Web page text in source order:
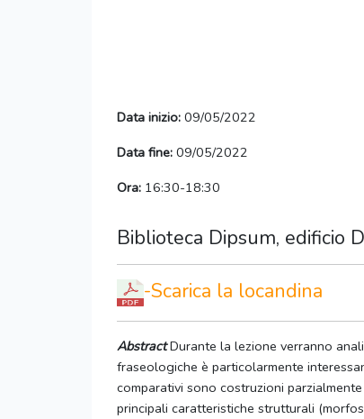
Data inizio: 09/05/2022
Data fine: 09/05/2022
Ora: 16:30-18:30
Biblioteca Dipsum, edificio
-Scarica la locandina
AbstractDurante la lezione verranno
fraseologiche è particolarmente
comparativi sono costruzioni
principali caratteristiche strutturali